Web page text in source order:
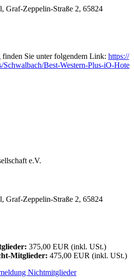
Graf-Zeppelin-Straße 2, 65824
Sie unter folgendem Link: https://
Schwalbach/Best-Western-Plus-iO-Hote
e.V.
Graf-Zeppelin-Straße 2, 65824
375,00 EUR (inkl. USt.)
Mitglieder: 475,00 EUR (inkl. USt.)
Nichtmitglieder